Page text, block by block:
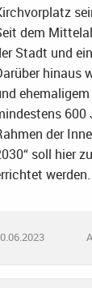
dem
Stadt und
hinaus
600
der
soll hier
werden.